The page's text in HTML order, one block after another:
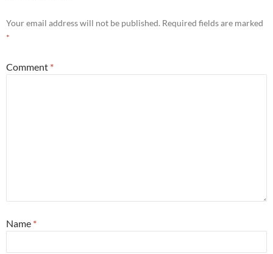
Your email address will not be published. Required fields are marked
*
Comment *
Name *